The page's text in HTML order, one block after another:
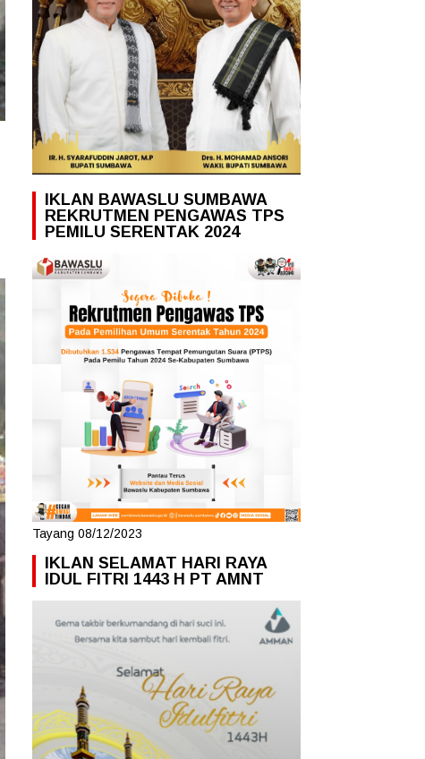
IKLAN BAWASLU SUMBAWA
REKRUTMEN PENGAWAS TPS
PEMILU SERENTAK 2024
Tayang 08/12/2023
IKLAN SELAMAT HARI RAYA
IDUL FITRI 1443 H PT AMNT